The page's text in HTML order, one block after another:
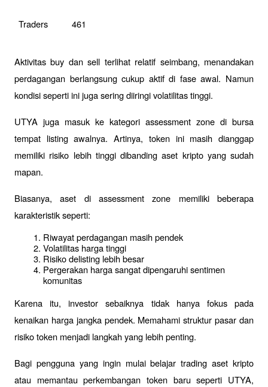
Traders 461
Aktivitas buy dan sell terlihat relatif seimbang, menandakan
perdagangan berlangsung cukup aktif di fase awal. Namun
kondisi seperti ini juga sering diiringi volatilitas tinggi.
UTYA juga masuk ke kategori assessment zone di bursa
tempat listing awalnya. Artinya, token ini masih dianggap
memiliki risiko lebih tinggi dibanding aset kripto yang sudah
mapan.
Biasanya, aset di assessment zone memiliki beberapa
karakteristik seperti:
Riwayat perdagangan masih pendek
Volatilitas harga tinggi
Risiko delisting lebih besar
Pergerakan harga sangat dipengaruhi sentimen
komunitas
Karena itu, investor sebaiknya tidak hanya fokus pada
kenaikan harga jangka pendek. Memahami struktur pasar dan
risiko token menjadi langkah yang lebih penting.
Bagi pengguna yang ingin mulai belajar trading aset kripto
atau memantau perkembangan token baru seperti UTYA,